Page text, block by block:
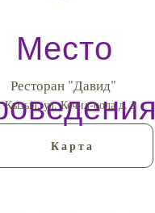
Место
Ресторан "Давид"
Кызыл, ул. Кечил-оола д. 3
Карта